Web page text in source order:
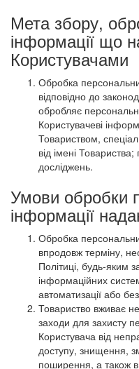
Мета збору,
інформації що
Користувачами
Обробка
відповідно до
обробляє
Користувачеві
Товариством,
від імені
досліджень.
Умови обробки
інформації
Обробка
впродовж терміну,
Політиці, будь-яким
інформаційних
автоматизації або
Товариство вживає
заходи для захисту
Користувача від
доступу, знищення,
поширення, а також